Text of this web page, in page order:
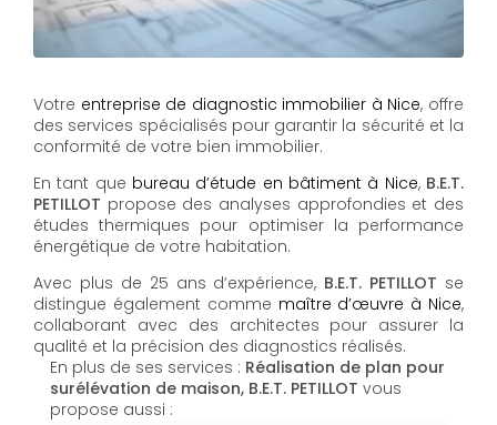
Votre entreprise de diagnostic immobilier à Nice, offre
des services spécialisés pour garantir la sécurité et la
conformité de votre bien immobilier.
En tant que bureau d’étude en bâtiment à Nice, B.E.T.
PETILLOT propose des analyses approfondies et des
études thermiques pour optimiser la performance
énergétique de votre habitation.
Avec plus de 25 ans d’expérience, B.E.T. PETILLOT se
distingue également comme maître d’œuvre à Nice,
collaborant avec des architectes pour assurer la
qualité et la précision des diagnostics réalisés.
En plus de ses services : Réalisation de plan pour
surélévation de maison, B.E.T. PETILLOT vous
propose aussi :